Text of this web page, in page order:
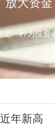
是一种为投资
年新高